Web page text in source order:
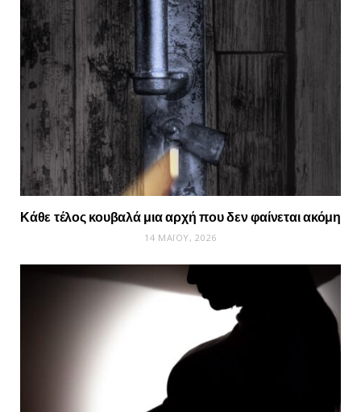
Κάθε τέλος κουβαλά μια αρχή που δεν φαίνεται ακόμη
14 ΜΑΪ́ΟΥ, 2026